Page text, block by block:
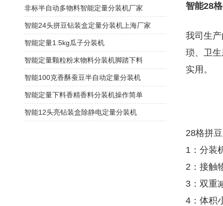
智能28
我司生
琐、卫
实用。
28格拼
1：分装
2：接触
3：双重
4：体积
非标半自动多物料智能定量分装机厂家
智能24头拼豆钻装盒定量分装机上海厂家
智能定量1.5kg瓜子分装机
智能定量颗粒粉末物料分装机脚踏下料
智能100克香酥蚕豆半自动定量分装机
智能定量下料香精香料分装机操作简单
智能12头亮钻装盒除静电定量分装机